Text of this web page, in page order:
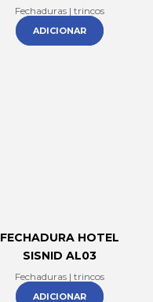
Fechaduras | trincos
ADICIONAR
FECHADURA HOTEL
SISNID AL03
Fechaduras | trincos
ADICIONAR